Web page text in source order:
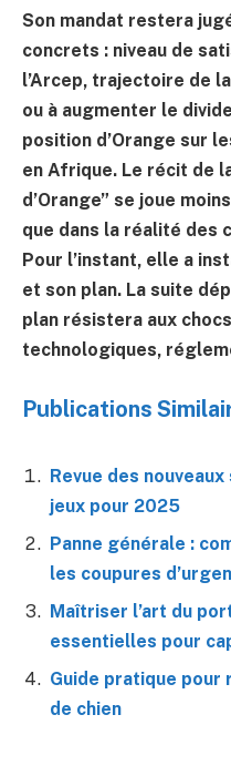
Son mandat restera
concrets : niveau de
l’Arcep, trajectoire de
ou à augmenter le
position d’Orange sur
en Afrique. Le récit de
d’Orange” se joue
que dans la réalité des
Pour l’instant, elle a
et son plan. La suite
plan résistera aux
technologiques,
Publications
Revue des
jeux pour 2025
Panne générale :
les coupures
Maîtriser l’art du
essentielles pour
Guide pratique
de chien